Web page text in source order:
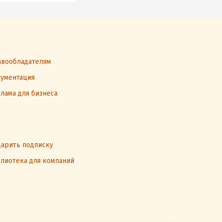
для бизнеса
подписку
для компаний